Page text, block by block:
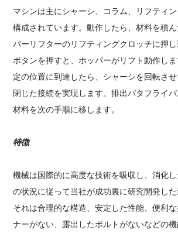
マシンは主にシャーシ、コラム、リフティ
構成されています。動作したら、材料を積
パーリフターのリフティングクロッチに押
ボタンを押すと、ホッパーがリフト動作し
定の位置に到達したら、シャーシを回転さ
閉じた接続を実現します。排出バタフライバ
材料を次の手順に移します。
特徴
機械は国際的に高度な技術を吸収し、消化
の状況に従って当社が成功裏に研究開発した
それは合理的な構造、安定した性能、便利
ナーがない、露出したボルトがないなどの